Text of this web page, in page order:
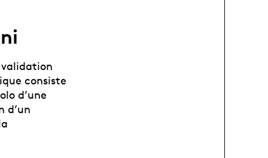
validation
consiste
d’une
d’un